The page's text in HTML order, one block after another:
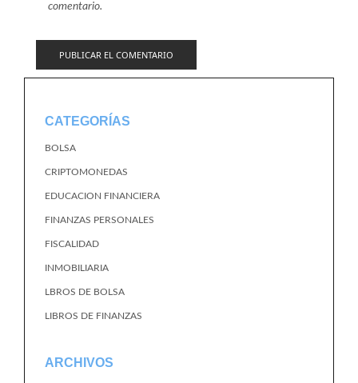
comentario.
CATEGORÍAS
BOLSA
CRIPTOMONEDAS
EDUCACION FINANCIERA
FINANZAS PERSONALES
FISCALIDAD
INMOBILIARIA
LBROS DE BOLSA
LIBROS DE FINANZAS
ARCHIVOS